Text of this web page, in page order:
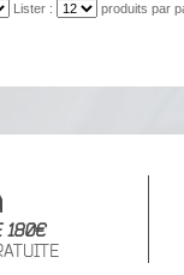
Lister : produits par
180€